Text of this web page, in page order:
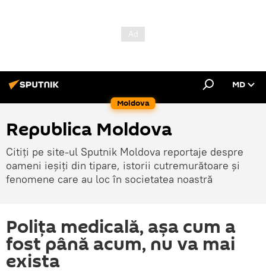
Moldova
MD
Republica Moldova
Citiți pe site-ul Sputnik Moldova reportaje despre
oameni ieșiți din tipare, istorii cutremurătoare și
fenomene care au loc în societatea noastră
Polița medicală, așa cum a
fost până acum, nu va mai
exista